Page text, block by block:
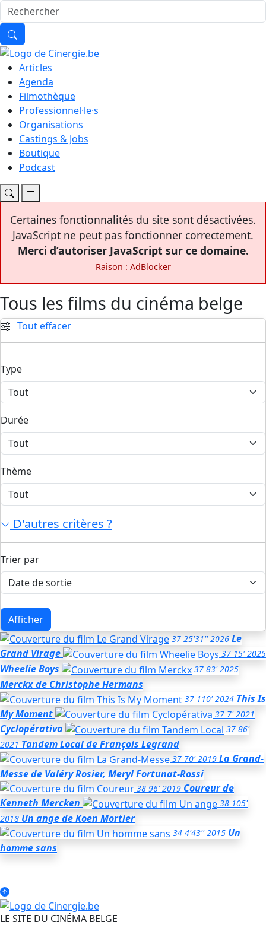
Articles
Agenda
Filmothèque
Professionnel·le·s
Organisations
Castings & Jobs
Boutique
Podcast
Certaines fonctionnalités du site sont désactivées.
JavaScript ne peut pas fonctionner correctement.
Merci d’autoriser JavaScript sur ce domaine.
Raison : AdBlocker
Tous les films du cinéma belge
Tout effacer
Type
Durée
Thème
D'autres critères ?
Trier par
Afficher
37 25'31'' 2026 Le
Grand Virage
37 15' 2025
Wheelie Boys 37 83' 2025
Merckxde Christophe Hermans
37 110' 2024 This Is
My Moment
37 7' 2021
Cyclopérativa 37 86'
2021 Tandem Localde François Legrand
37 70' 2019 La Grand-
Messede Valéry Rosier, Meryl Fortunat-Rossi
38 96' 2019 Coureurde
Kenneth Mercken
38 105'
2018 Un angede Koen Mortier
34 4'43'' 2015 Un
homme sans
LE SITE DU CINÉMA BELGE